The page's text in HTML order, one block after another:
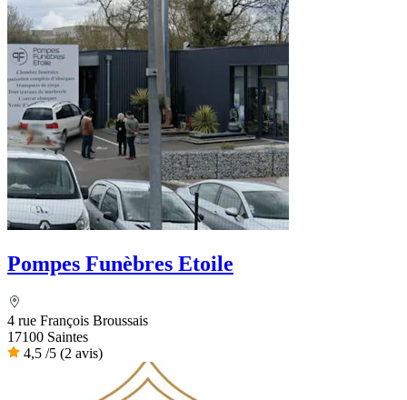
Pompes Funèbres Etoile
4 rue François Broussais
17100 Saintes
4,5 /5 (2 avis)